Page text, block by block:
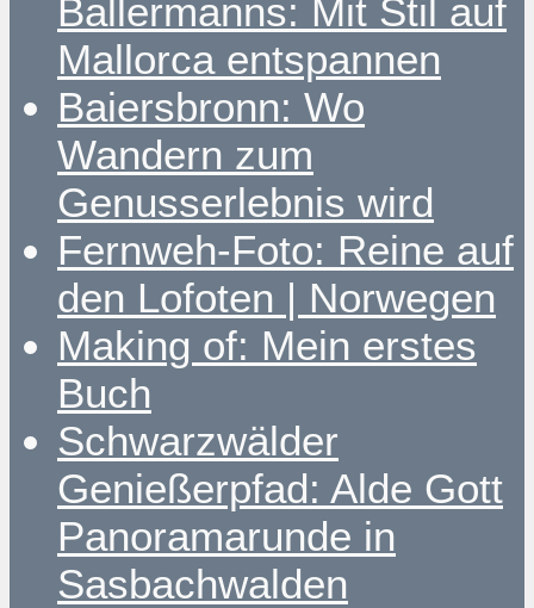
Ballermanns: Mit Stil auf
Mallorca entspannen
Baiersbronn: Wo
Wandern zum
Genusserlebnis wird
Fernweh-Foto: Reine auf
den Lofoten | Norwegen
Making of: Mein erstes
Buch
Schwarzwälder
Genießerpfad: Alde Gott
Panoramarunde in
Sasbachwalden